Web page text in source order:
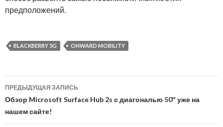
предположений.
BLACKBERRY 5G ONWARD MOBILITY
Навигация
по
записям
ПРЕДЫДУЩАЯ ЗАПИСЬ
Обзор Microsoft Surface Hub 2s с диагональю 50″ уже на
нашем сайте!